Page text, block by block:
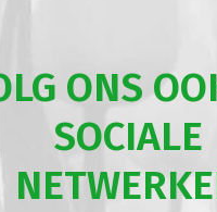
ONS
SOCIALE